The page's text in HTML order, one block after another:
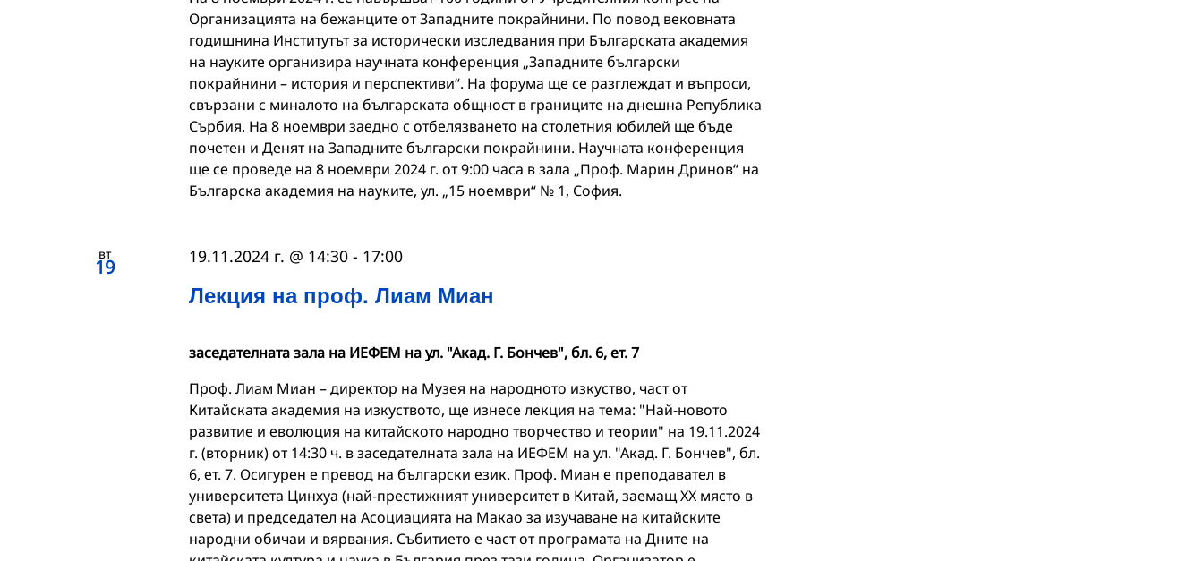
Организацията на бежанците от Западните покрайнини. По повод вековната
годишнина Институтът за исторически изследвания при Българската академия
на науките организира научната конференция „Западните български
покрайнини – история и перспективи“. На форума ще се разглеждат и въпроси,
свързани с миналото на българската общност в границите на днешна Република
Сърбия. На 8 ноември заедно с отбелязването на столетния юбилей ще бъде
почетен и Денят на Западните български покрайнини. Научната конференция
ще се проведе на 8 ноември 2024 г. от 9:00 часа в зала „Проф. Марин Дринов“ на
Българска академия на науките, ул. „15 ноември“ № 1, София.
вт
19
Лекция на проф. Лиам Миан
19.11.2024 г. @ 14:30- 17:00
заседателната зала на ИЕФЕМ на ул. "Акад. Г. Бончев", бл. 6, ет. 7
Проф. Лиам Миан – директор на Музея на народното изкуство, част от
Китайската академия на изкуството, ще изнесе лекция на тема: "Най-новото
развитие и еволюция на китайското народно творчество и теории" на 19.11.2024
г. (вторник) от 14:30 ч. в заседателната зала на ИЕФЕМ на ул. "Акад. Г. Бончев", бл.
6, ет. 7. Осигурен е превод на български език. Проф. Миан е преподавател в
университета Цинхуа (най-престижният университет в Китай, заемащ XX място в
света) и председател на Асоциацията на Макао за изучаване на китайските
народни обичаи и вярвания. Събитието е част от програмата на Дните на